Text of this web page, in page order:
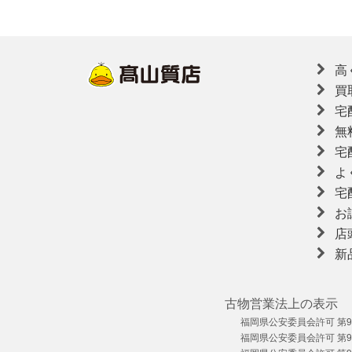
高
買
宅
無
宅
よ
宅
お
店
新
古物営業法上の表示
福岡県公安委員会許可 第
福岡県公安委員会許可 第